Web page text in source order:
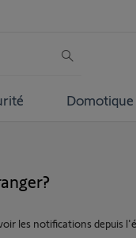
Domotique
les notifications depuis